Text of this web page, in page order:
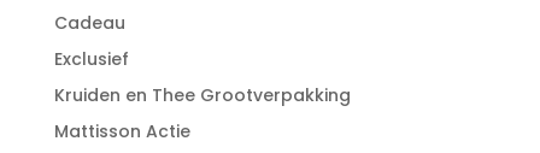
Cadeau
Exclusief
Kruiden en Thee Grootverpakking
Mattisson Actie